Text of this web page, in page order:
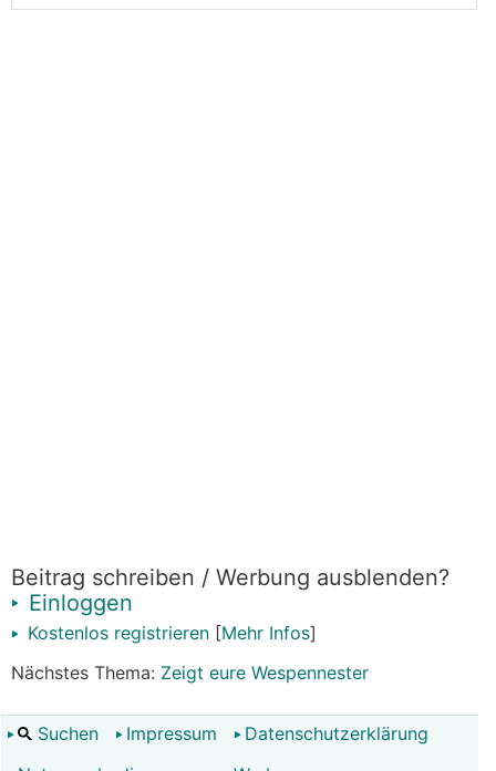
Beitrag schreiben / Werbung ausblenden?
Einloggen
Kostenlos registrieren [Mehr Infos]
Nächstes Thema: Zeigt eure Wespennester
Suchen Impressum
Datenschutzerklärung